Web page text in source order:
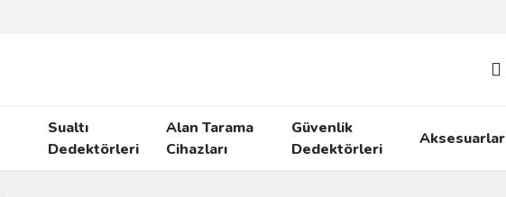
Sualtı
Dedektörleri
Alan Tarama
Cihazları
Güvenlik
Dedektörleri
Aksesuarlar